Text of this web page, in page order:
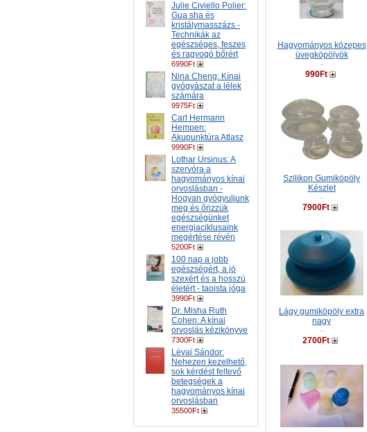
Julie Civiello Polier:
Gua sha és
kristálymasszázs -
Technikák az
egészséges, feszes
és ragyogó bőrért
6990Ft
Nina Cheng: Kínai
gyógyászat a lélek
számára
9975Ft
Carl Hermann
Hempen:
Akupunktúra Atlasz
9990Ft
Lothar Ursinus: A
szervóra a
hagyományos kínai
orvoslásban -
Hogyan gyógyuljunk
meg és őrizzük
egészségünket
energiaciklusaink
megértése révén
5200Ft
100 nap a jobb
egészségért, a jó
szexért és a hosszú
életért - taoista jóga
3990Ft
Dr. Misha Ruth
Cohen: A kínai
orvoslás kézikönyve
7300Ft
Lévai Sándor:
Nehezen kezelhető,
sok kérdést feltevő
betegségek a
hagyományos kínai
orvoslásban
35500Ft
Hagyományos közepes
üvegköpölyök
-
990Ft
Szilikon Gumiköpöly
Készlet
-
7900Ft
Lágy gumiköpöly extra
nagy
-
2700Ft